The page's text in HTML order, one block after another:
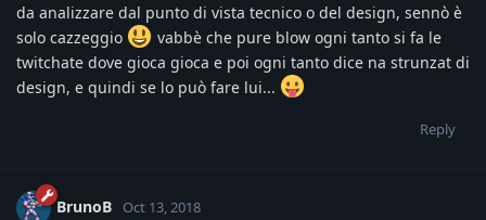
da analizzare dal punto di vista tecnico o del design, sennò è
solo cazzeggio
vabbè che pure blow ogni tanto si fa le
twitchate dove gioca gioca e poi ogni tanto dice na strunzat di
design, e quindi se lo può fare lui...
Reply
BrunoB Oct 13, 2018